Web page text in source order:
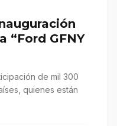
“Ford GFNY
de mil 300
quienes están